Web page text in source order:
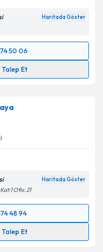
Haritada Göster
50 06
Et
ile bilgilendireceğiz.
ilişkin
verilerimin belirtilen
ediyorum.
Gönder
Haritada Göster
Ofis: 21
48 94
Et